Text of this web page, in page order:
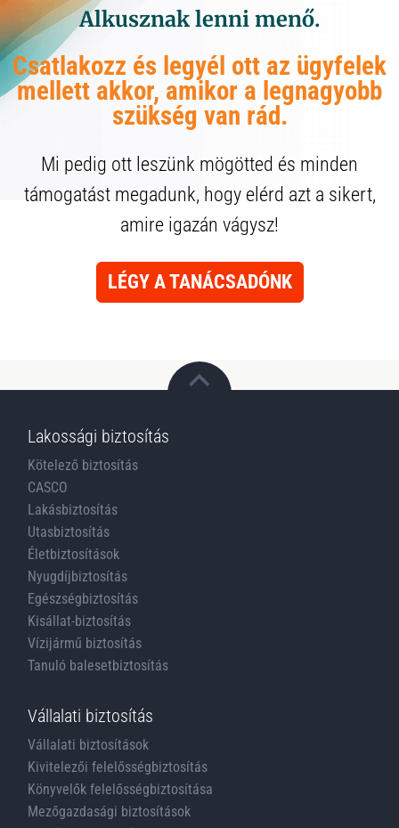
Alkusznak lenni menő.
Csatlakozz és legyél ott az ügyfelek
mellett akkor, amikor a legnagyobb
szükség van rád.
Mi pedig ott leszünk mögötted és minden
támogatást megadunk, hogy elérd azt a sikert,
amire igazán vágysz!
LÉGY A TANÁCSADÓNK
Lakossági biztosítás
Kötelező biztosítás
CASCO
Lakásbiztosítás
Utasbiztosítás
Életbiztosítások
Nyugdíjbiztosítás
Egészségbiztosítás
Kisállat-biztosítás
Vízijármű biztosítás
Tanuló balesetbiztosítás
Vállalati biztosítás
Vállalati biztosítások
Kivitelezői felelősségbiztosítás
Könyvelők felelősségbiztosítása
Mezőgazdasági biztosítások